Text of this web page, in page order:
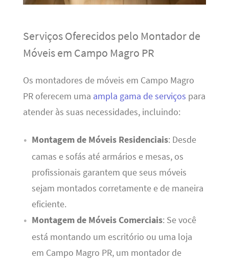
Serviços Oferecidos pelo Montador de
Móveis em Campo Magro PR
Os montadores de móveis em Campo Magro
PR oferecem uma ampla gama de serviços para
atender às suas necessidades, incluindo:
Montagem de Móveis Residenciais: Desde
camas e sofás até armários e mesas, os
profissionais garantem que seus móveis
sejam montados corretamente e de maneira
eficiente.
Montagem de Móveis Comerciais: Se você
está montando um escritório ou uma loja
em Campo Magro PR, um montador de